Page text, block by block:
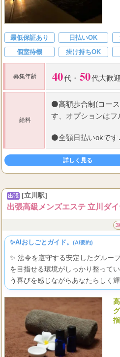
最低保証あり 日払いOK
個室待機
掛け持ちOK
募集年齢 40代 ・ 50代大歓迎
給料
⚫高額歩合制(コー
す、オプションはフ
⚫全額日払いokです
保証制度有り
ん！
もちろんノル ...
詳しく見る
出張 [立川駅]
出張高級メンズエステ 立川ダ
✨AIおしごとガイド。 (AI要約)
✨ 法令を遵守する安定したグルー
を目指せる環境がしっかり整って
う喜びを感じながらあなたらしく輝